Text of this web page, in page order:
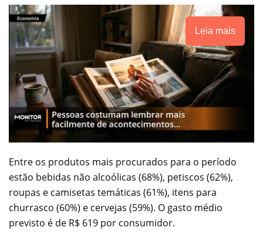
Leia mais
Entre os produtos mais procurados para o período
estão bebidas não alcoólicas (68%), petiscos (62%),
roupas e camisetas temáticas (61%), itens para
churrasco (60%) e cervejas (59%). O gasto médio
previsto é de R$ 619 por consumidor.